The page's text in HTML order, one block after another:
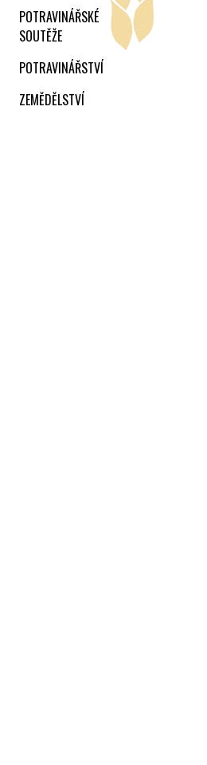
POTRAVINÁŘSKÉ
SOUTĚŽE
POTRAVINÁŘSTVÍ
ZEMĚDĚLSTVÍ